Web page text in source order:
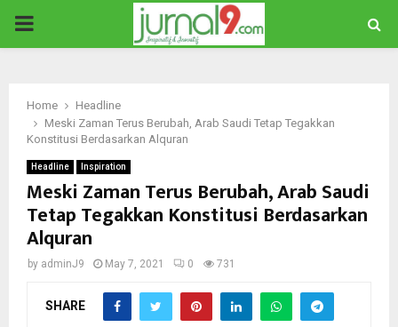
PRIMARY
Home
Headline
Meski Zaman Terus Berubah, Arab Saudi Tetap Tegakkan
Konstitusi Berdasarkan Alquran
Headline Inspiration
Meski Zaman Terus Berubah, Arab Saudi
Tetap Tegakkan Konstitusi Berdasarkan
Alquran
by adminJ9 May 7, 2021 0 731
SHARE